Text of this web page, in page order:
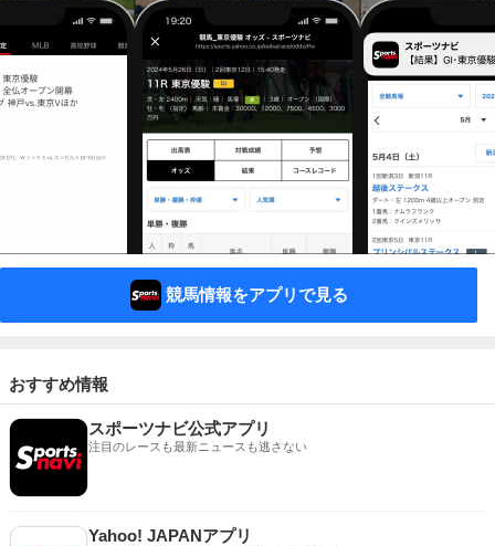
競馬情報をアプリで見る
おすすめ情報
スポーツナビ公式アプリ
注目のレースも最新ニュースも逃さない
Yahoo! JAPANアプリ